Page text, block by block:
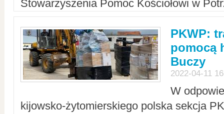
Stowarzyszenia Pomoc Kościołowi w
PKWP:
pomocą
Buczy
2022-04-11
W
kijowsko-żytomierskiego polska sekcja